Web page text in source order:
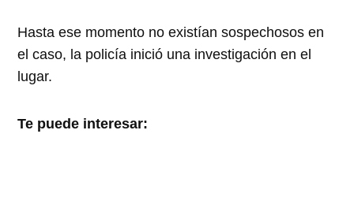
Hasta ese momento no existían sospechosos en
el caso, la policía inició una investigación en el
lugar.
Te puede interesar: